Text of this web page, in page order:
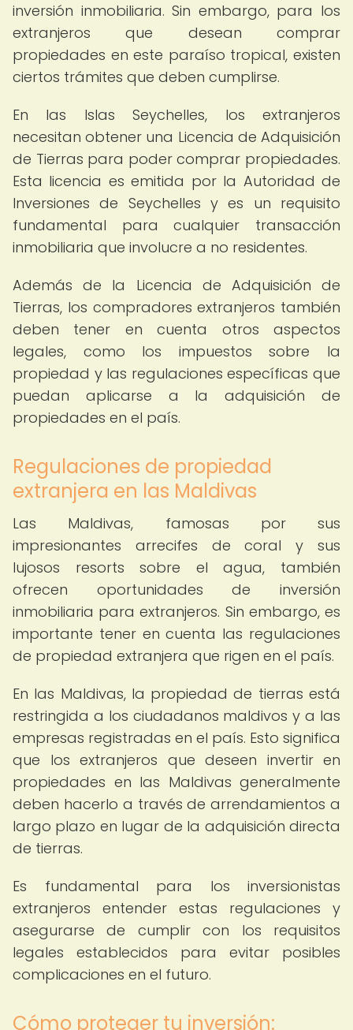
inversión inmobiliaria. Sin embargo, para los
extranjeros que desean comprar
propiedades en este paraíso tropical, existen
ciertos trámites que deben cumplirse.
En las Islas Seychelles, los extranjeros
necesitan obtener una Licencia de Adquisición
de Tierras para poder comprar propiedades.
Esta licencia es emitida por la Autoridad de
Inversiones de Seychelles y es un requisito
fundamental para cualquier transacción
inmobiliaria que involucre a no residentes.
Además de la Licencia de Adquisición de
Tierras, los compradores extranjeros también
deben tener en cuenta otros aspectos
legales, como los impuestos sobre la
propiedad y las regulaciones específicas que
puedan aplicarse a la adquisición de
propiedades en el país.
Regulaciones de propiedad
extranjera en las Maldivas
Las Maldivas, famosas por sus
impresionantes arrecifes de coral y sus
lujosos resorts sobre el agua, también
ofrecen oportunidades de inversión
inmobiliaria para extranjeros. Sin embargo, es
importante tener en cuenta las regulaciones
de propiedad extranjera que rigen en el país.
En las Maldivas, la propiedad de tierras está
restringida a los ciudadanos maldivos y a las
empresas registradas en el país. Esto significa
que los extranjeros que deseen invertir en
propiedades en las Maldivas generalmente
deben hacerlo a través de arrendamientos a
largo plazo en lugar de la adquisición directa
de tierras.
Es fundamental para los inversionistas
extranjeros entender estas regulaciones y
asegurarse de cumplir con los requisitos
legales establecidos para evitar posibles
complicaciones en el futuro.
Cómo proteger tu inversión: